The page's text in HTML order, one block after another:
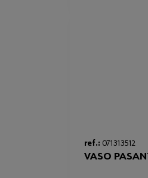
ref.: 071313512
VASO